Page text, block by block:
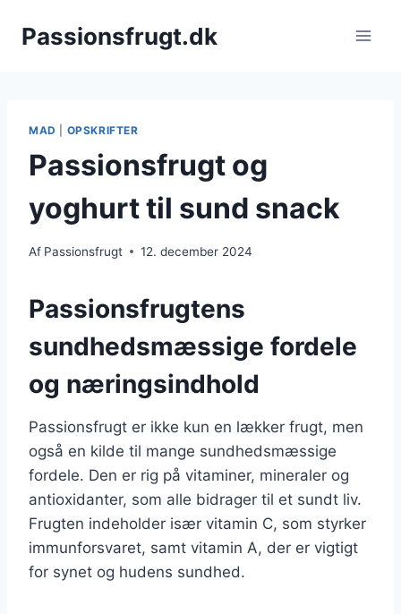
Passionsfrugt.dk
MAD OPSKRIFTER
Passionsfrugt og
yoghurt til sund snack
Af Passionsfrugt 12. december 2024
Passionsfrugtens
sundhedsmæssige fordele
og næringsindhold
Passionsfrugt er ikke kun en lækker frugt, men
også en kilde til mange sundhedsmæssige
fordele. Den er rig på vitaminer, mineraler og
antioxidanter, som alle bidrager til et sundt liv.
Frugten indeholder især vitamin C, som styrker
immunforsvaret, samt vitamin A, der er vigtigt
for synet og hudens sundhed.